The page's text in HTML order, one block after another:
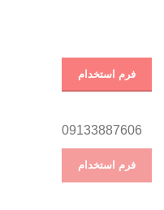
فرم استخدام
09133887606
فرم استخدام